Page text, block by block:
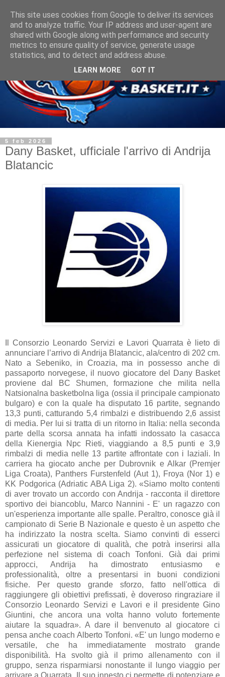
5 feb 2026
Dany Basket, ufficiale l'arrivo di Andrija
Blatancic
Il Consorzio Leonardo Servizi e Lavori Quarrata è lieto di
annunciare l’arrivo di Andrija Blatancic, ala/centro di 202 cm.
Nato a Sebeniko, in Croazia, ma in possesso anche di
passaporto norvegese, il nuovo giocatore del Dany Basket
proviene dal BC Shumen, formazione che milita nella
Natsionalna basketbolna liga (ossia il principale campionato
bulgaro) e con la quale ha disputato 16 partite, segnando
13,3 punti, catturando 5,4 rimbalzi e distribuendo 2,6 assist
di media. Per lui si tratta di un ritorno in Italia: nella seconda
parte della scorsa annata ha infatti indossato la casacca
della Kienergia Npc Rieti, viaggiando a 8,5 punti e 3,9
rimbalzi di media nelle 13 partite affrontate con i laziali. In
carriera ha giocato anche per Dubrovnik e Alkar (Premjer
Liga Croata), Panthers Furstenfeld (Aut 1), Froya (Nor 1) e
KK Podgorica (Adriatic ABA Liga 2). «Siamo molto contenti
di aver trovato un accordo con Andrija - racconta il direttore
sportivo dei biancoblu, Marco Nannini - E' un ragazzo con
un'esperienza importante alle spalle. Peraltro, conosce già il
campionato di Serie B Nazionale e questo è un aspetto che
ha indirizzato la nostra scelta. Siamo convinti di esserci
assicurati un giocatore di qualità, che potrà inserirsi alla
perfezione nel sistema di coach Tonfoni. Già dai primi
approcci, Andrija ha dimostrato entusiasmo e
professionalità, oltre a presentarsi in buoni condizioni
fisiche. Per questo grande sforzo, fatto nell'ottica di
raggiungere gli obiettivi prefissati, è doveroso ringraziare il
Consorzio Leonardo Servizi e Lavori e il presidente Gino
Giuntini, che ancora una volta hanno voluto fortemente
aiutare la squadra». A dare il benvenuto al giocatore ci
pensa anche coach Alberto Tonfoni. «E' un lungo moderno e
versatile, che ha immediatamente mostrato grande
disponibilità. Ha svolto già il primo allenamento con il
gruppo, senza risparmiarsi nonostante il lungo viaggio per
arrivare a Quarrata. Il suo innesto ci permette di potenziare e
This site uses cookies from Google to deliver its services
and to analyze traffic. Your IP address and user-agent are
shared with Google along with performance and security
metrics to ensure quality of service, generate usage
statistics, and to detect and address abuse.
LEARN MORE GOT IT